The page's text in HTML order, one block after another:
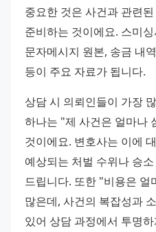
중요한 것은 사건과 관련
준비하는 것이에요. 스미
문자메시지 원본, 송금 내
등이 주요 자료가 됩니다.
상담 시 의뢰인들이 가장
하나는 "제 사건은 얼마나
것이에요. 변호사는 이에
예상되는 처벌 수위나 승
드립니다. 또한 "비용은 얼
많은데, 사건의 복잡성과
있어 상담 과정에서 투명